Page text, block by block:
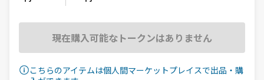
現在購入可能なトークンはありません
こちらのアイテムは個人間マーケットプレイスで出品・購